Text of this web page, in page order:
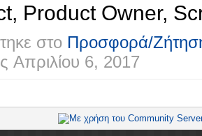
Product Owner,
στο Προσφορά/
Απριλίου 6, 2017